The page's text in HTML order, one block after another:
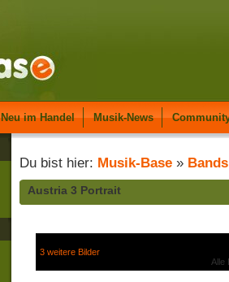
Neu im Handel Musik-News
Du bist hier: Musik-Base » Bands
Austria 3 Portrait
3 weitere Bilder
Alle